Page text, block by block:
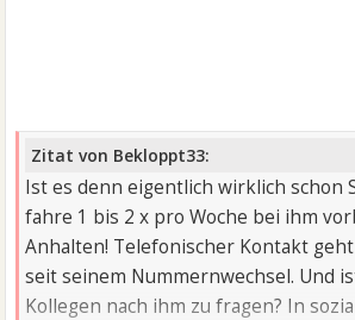
Zitat von Bekloppt33:
Ist es denn eigentlich wirklich schon
fahre 1 bis 2 x pro Woche bei ihm
Anhalten! Telefonischer Kontakt
seit seinem Nummernwechsel. Und
Kollegen nach ihm zu fragen? In